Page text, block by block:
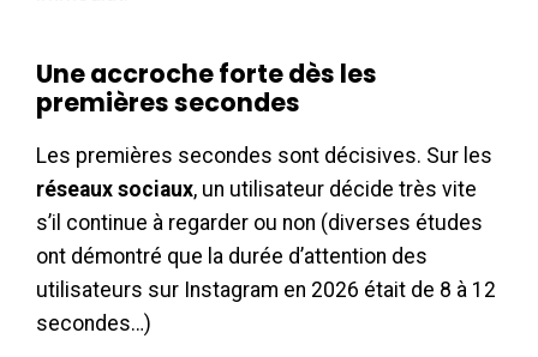
Une accroche forte dès les
premières secondes
Les premières secondes sont décisives. Sur les
réseaux sociaux, un utilisateur décide très vite
s’il continue à regarder ou non (diverses études
ont démontré que la durée d’attention des
utilisateurs sur Instagram en 2026 était de 8 à 12
secondes…)